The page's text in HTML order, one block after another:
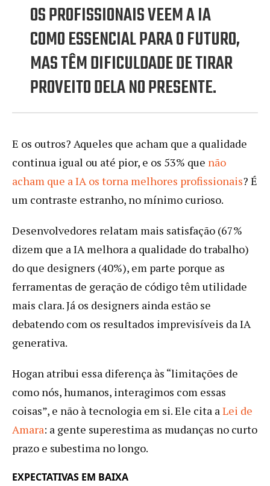
OS PROFISSIONAIS VEEM A IA
COMO ESSENCIAL PARA O FUTURO,
MAS TÊM DIFICULDADE DE TIRAR
PROVEITO DELA NO PRESENTE.
E os outros? Aqueles que acham que a qualidade
continua igual ou até pior, e os 53% que não
acham que a IA os torna melhores profissionais? É
um contraste estranho, no mínimo curioso.
Desenvolvedores relatam mais satisfação (67%
dizem que a IA melhora a qualidade do trabalho)
do que designers (40%), em parte porque as
ferramentas de geração de código têm utilidade
mais clara. Já os designers ainda estão se
debatendo com os resultados imprevisíveis da IA
generativa.
Hogan atribui essa diferença às “limitações de
como nós, humanos, interagimos com essas
coisas”, e não à tecnologia em si. Ele cita aLei de
Amara: a gente superestima as mudanças no curto
prazo e subestima no longo.
EXPECTATIVAS EM BAIXA